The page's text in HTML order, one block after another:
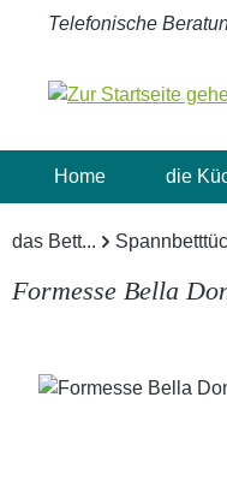
Hauptinhalt springen
Zur Suche springen
Zur Hauptnavigation
Telefonische
Home die
das Bett...
Formesse Bella
Bildergalerie